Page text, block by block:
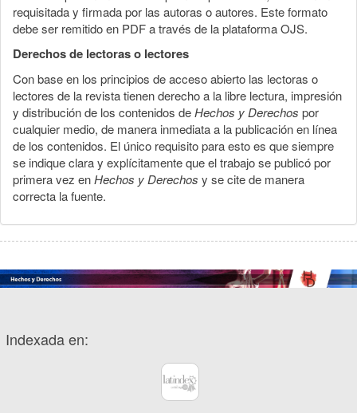
requisitada y firmada por las autoras o autores. Este formato
debe ser remitido en PDF a través de la plataforma OJS.
Derechos de lectoras o lectores
Con base en los principios de acceso abierto las lectoras o
lectores de la revista tienen derecho a la libre lectura, impresión
y distribución de los contenidos deHechos y Derechos por
cualquier medio, de manera inmediata a la publicación en línea
de los contenidos. El único requisito para esto es que siempre
se indique clara y explícitamente que el trabajo se publicó por
primera vez enHechos y Derechos y se cite de manera
correcta la fuente.
Indexada en: